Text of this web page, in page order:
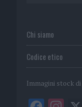
Chi siamo
Codice etico
Immagini stock di